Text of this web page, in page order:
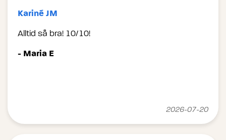
Kariné JM
Alltid så bra! 10/10!
- Maria E
2026-07-20